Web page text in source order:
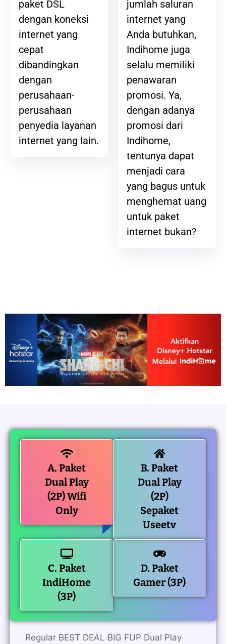
paket DSL
dengan koneksi
internet yang
cepat
dibandingkan
dengan
perusahaan-
perusahaan
penyedia layanan
internet yang lain.
jumlah saluran
internet yang
Anda butuhkan,
Indihome juga
selalu memiliki
penawaran
promosi. Ya,
dengan adanya
promosi dari
Indihome,
tentunya dapat
menjadi cara
yang bagus untuk
menghemat uang
untuk paket
internet bukan?
A. Paket
Dual Play
(2P) Wifi
Only
B. Paket
Dual Play
(2P)
Sepaket
Useetv
C. Paket
IndiHome
(3P)
D. Paket
Gamer (3P)
Regular BEST DEAL BIG FUP Dual Play